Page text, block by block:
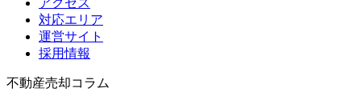
アクセス
対応エリア
運営サイト
採用情報
不動産売却コラム